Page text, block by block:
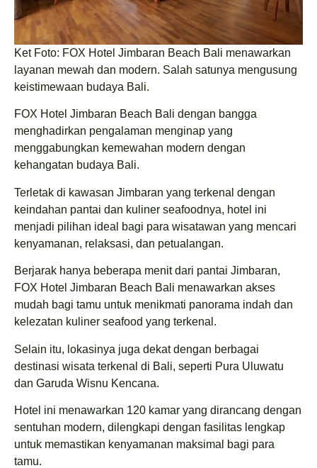
Ket Foto: FOX Hotel Jimbaran Beach Bali menawarkan
layanan mewah dan modern. Salah satunya mengusung
keistimewaan budaya Bali.
FOX Hotel Jimbaran Beach Bali dengan bangga
menghadirkan pengalaman menginap yang
menggabungkan kemewahan modern dengan
kehangatan budaya Bali.
Terletak di kawasan Jimbaran yang terkenal dengan
keindahan pantai dan kuliner seafoodnya, hotel ini
menjadi pilihan ideal bagi para wisatawan yang mencari
kenyamanan, relaksasi, dan petualangan.
Berjarak hanya beberapa menit dari pantai Jimbaran,
FOX Hotel Jimbaran Beach Bali menawarkan akses
mudah bagi tamu untuk menikmati panorama indah dan
kelezatan kuliner seafood yang terkenal.
Selain itu, lokasinya juga dekat dengan berbagai
destinasi wisata terkenal di Bali, seperti Pura Uluwatu
dan Garuda Wisnu Kencana.
Hotel ini menawarkan 120 kamar yang dirancang dengan
sentuhan modern, dilengkapi dengan fasilitas lengkap
untuk memastikan kenyamanan maksimal bagi para
tamu.